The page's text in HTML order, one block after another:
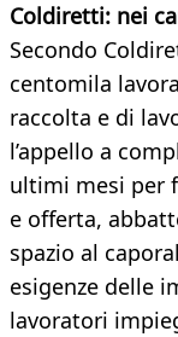
Coldiretti: nei
Secondo
centomila
raccolta e di
l’appello a
ultimi mesi per
e offerta,
spazio al
esigenze delle
lavoratori